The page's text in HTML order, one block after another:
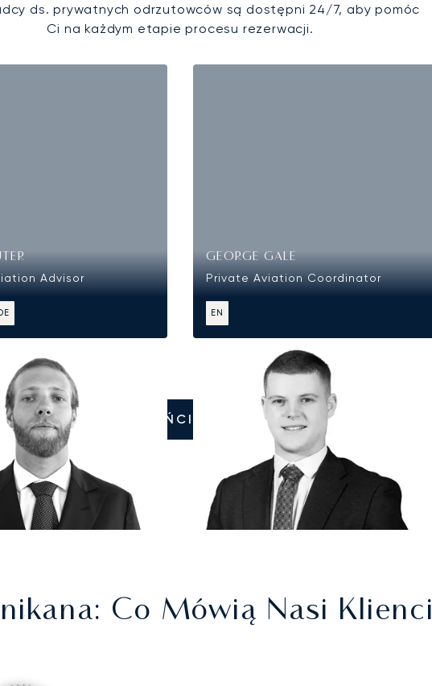
ds. prywatnych odrzutowców są dostępni 24/7, aby pomóc
Ci na każdym etapie procesu rezerwacji.
Advisor
GEORGE GALE
Private Aviation Coordinator
EN
ZADZWOŃCIE DO NAS
: Co Mówią Nasi Klienci